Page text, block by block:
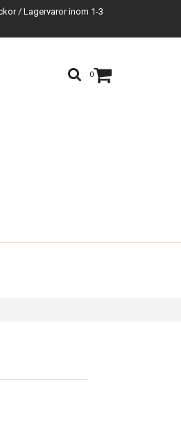
/ Lagervaror inom 1-3
0